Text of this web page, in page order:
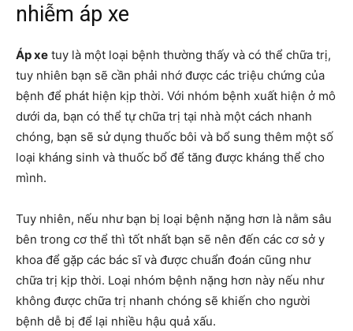
nhiễm áp xe
Áp xe tuy là một loại bệnh thường thấy và có thể chữa trị,
tuy nhiên bạn sẽ cần phải nhớ được các triệu chứng của
bệnh để phát hiện kịp thời. Với nhóm bệnh xuất hiện ở mô
dưới da, bạn có thể tự chữa trị tại nhà một cách nhanh
chóng, bạn sẽ sử dụng thuốc bôi và bổ sung thêm một số
loại kháng sinh và thuốc bổ để tăng được kháng thể cho
mình.
Tuy nhiên, nếu như bạn bị loại bệnh nặng hơn là nằm sâu
bên trong cơ thể thì tốt nhất bạn sẽ nên đến các cơ sở y
khoa để gặp các bác sĩ và được chuẩn đoán cũng như
chữa trị kịp thời. Loại nhóm bệnh nặng hơn này nếu như
không được chữa trị nhanh chóng sẽ khiến cho người
bệnh dễ bị để lại nhiều hậu quả xấu.